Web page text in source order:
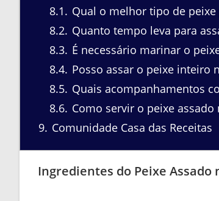
8.1
Qual o melhor tipo de peixe
8.2 Quanto tempo leva para
8.3 É necessário marinar o
8.4 Posso assar o peixe inteiro
8.5 Quais acompanhamentos
8.6 Como servir o peixe assado
9 Comunidade Casa das Receitas
Ingredientes do Peixe Assado